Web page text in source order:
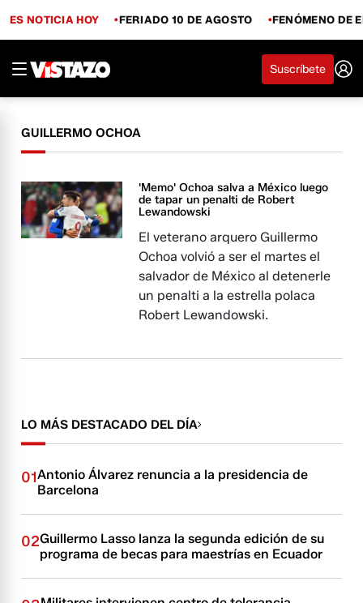
ES NOTICIA HOY FERIADO 10 DE AGOSTO FENÓMENO DE
Suscríbete
GUILLERMO OCHOA
'Memo' Ochoa salva a México luego
de tapar un penalti de Robert
Lewandowski
El veterano arquero Guillermo
Ochoa volvió a ser el martes el
salvador de México al detenerle
un penalti a la estrella polaca
Robert Lewandowski.
LO MÁS DESTACADO DEL DÍA
01Antonio Álvarez renuncia a la presidencia de
Barcelona
02Guillermo Lasso lanza la segunda edición de su
programa de becas para maestrías en Ecuador